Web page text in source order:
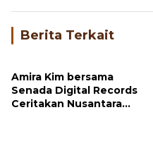
Berita Terkait
Amira Kim bersama
Senada Digital Records
Ceritakan Nusantara